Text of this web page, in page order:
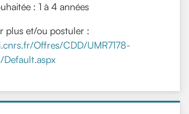
: 1 à 4 années
plus et/ou postuler :
Offres/CDD/UMR7178-
Default.aspx